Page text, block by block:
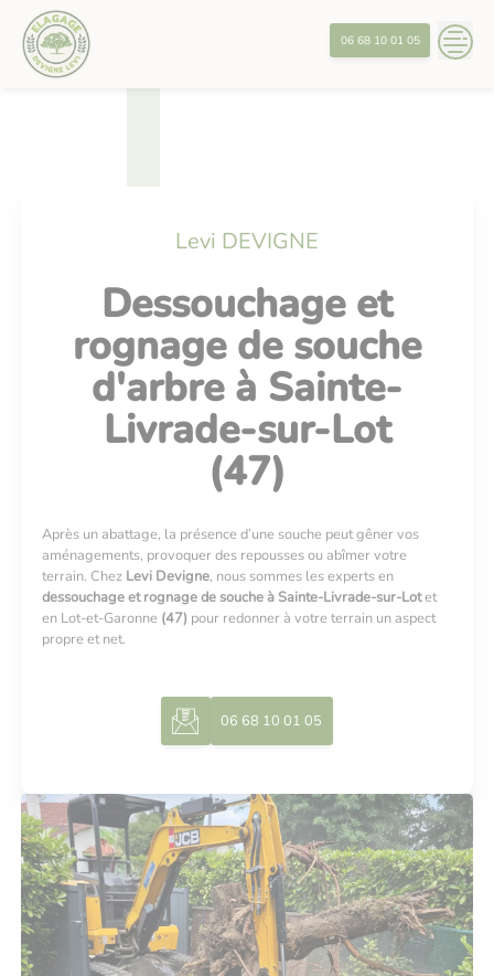
content
06 68 10 01 05
Levi DEVIGNE
Dessouchage et
rognage de souche
d'arbre à Sainte-
Livrade-sur-Lot
(47)
Après un abattage, la présence d’une souche peut gêner vos
aménagements, provoquer des repousses ou abîmer votre
terrain. Chez Levi Devigne, nous sommes les experts en
dessouchage et rognage de souche à Sainte-Livrade-sur-Lotet
en Lot-et-Garonne (47) pour redonner à votre terrain un aspect
propre et net.
06 68 10 01 05